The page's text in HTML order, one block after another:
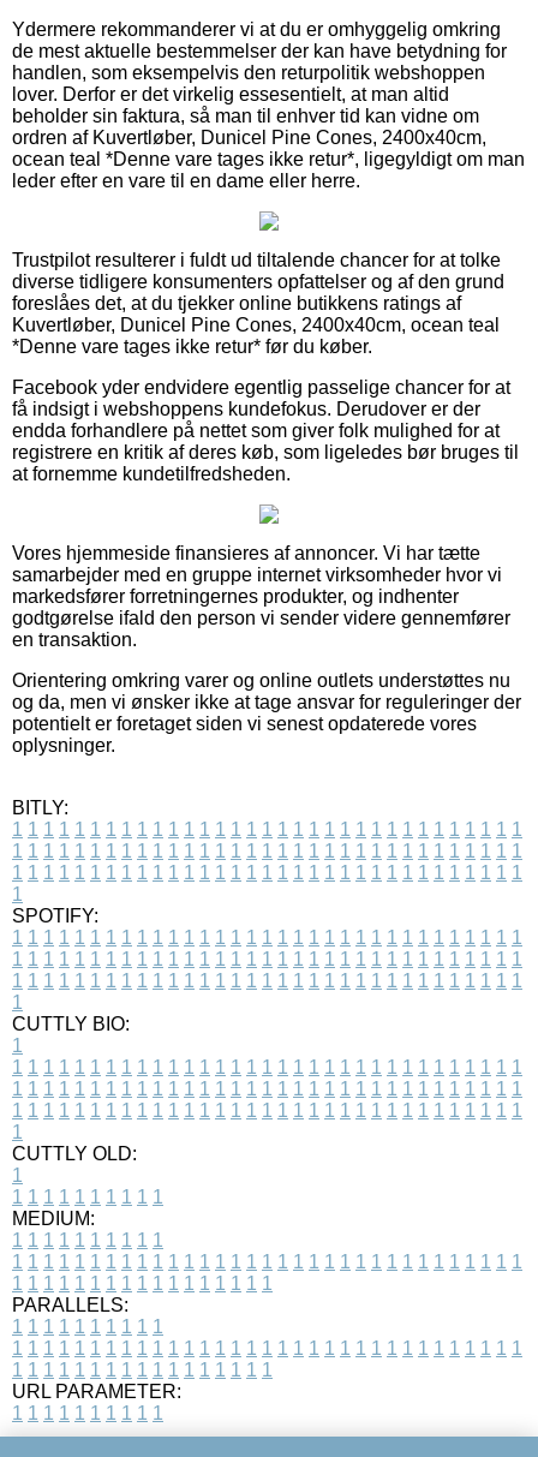
Ydermere rekommanderer vi at du er omhyggelig omkring
de mest aktuelle bestemmelser der kan have betydning for
handlen, som eksempelvis den returpolitik webshoppen
lover. Derfor er det virkelig essesentielt, at man altid
beholder sin faktura, så man til enhver tid kan vidne om
ordren af Kuvertløber, Dunicel Pine Cones, 2400x40cm,
ocean teal *Denne vare tages ikke retur*, ligegyldigt om man
leder efter en vare til en dame eller herre.
Trustpilot resulterer i fuldt ud tiltalende chancer for at tolke
diverse tidligere konsumenters opfattelser og af den grund
foreslåes det, at du tjekker online butikkens ratings af
Kuvertløber, Dunicel Pine Cones, 2400x40cm, ocean teal
*Denne vare tages ikke retur* før du køber.
Facebook yder endvidere egentlig passelige chancer for at
få indsigt i webshoppens kundefokus. Derudover er der
endda forhandlere på nettet som giver folk mulighed for at
registrere en kritik af deres køb, som ligeledes bør bruges til
at fornemme kundetilfredsheden.
Vores hjemmeside finansieres af annoncer. Vi har tætte
samarbejder med en gruppe internet virksomheder hvor vi
markedsfører forretningernes produkter, og indhenter
godtgørelse ifald den person vi sender videre gennemfører
en transaktion.
Orientering omkring varer og online outlets understøttes nu
og da, men vi ønsker ikke at tage ansvar for reguleringer der
potentielt er foretaget siden vi senest opdaterede vores
oplysninger.
BITLY:
1 1 1 1 1 1 1 1 1 1 1 1 1 1 1 1 1 1 1 1 1 1 1 1 1 1 1 1 1 1 1 1 1
1 1 1 1 1 1 1 1 1 1 1 1 1 1 1 1 1 1 1 1 1 1 1 1 1 1 1 1 1 1 1 1 1
1 1 1 1 1 1 1 1 1 1 1 1 1 1 1 1 1 1 1 1 1 1 1 1 1 1 1 1 1 1 1 1 1
1
SPOTIFY:
1 1 1 1 1 1 1 1 1 1 1 1 1 1 1 1 1 1 1 1 1 1 1 1 1 1 1 1 1 1 1 1 1
1 1 1 1 1 1 1 1 1 1 1 1 1 1 1 1 1 1 1 1 1 1 1 1 1 1 1 1 1 1 1 1 1
1 1 1 1 1 1 1 1 1 1 1 1 1 1 1 1 1 1 1 1 1 1 1 1 1 1 1 1 1 1 1 1 1
1
CUTTLY BIO:
1
1 1 1 1 1 1 1 1 1 1 1 1 1 1 1 1 1 1 1 1 1 1 1 1 1 1 1 1 1 1 1 1 1
1 1 1 1 1 1 1 1 1 1 1 1 1 1 1 1 1 1 1 1 1 1 1 1 1 1 1 1 1 1 1 1 1
1 1 1 1 1 1 1 1 1 1 1 1 1 1 1 1 1 1 1 1 1 1 1 1 1 1 1 1 1 1 1 1 1
1
CUTTLY OLD:
1
1 1 1 1 1 1 1 1 1 1
MEDIUM:
1 1 1 1 1 1 1 1 1 1
1 1 1 1 1 1 1 1 1 1 1 1 1 1 1 1 1 1 1 1 1 1 1 1 1 1 1 1 1 1 1 1 1
1 1 1 1 1 1 1 1 1 1 1 1 1 1 1 1 1
PARALLELS:
1 1 1 1 1 1 1 1 1 1
1 1 1 1 1 1 1 1 1 1 1 1 1 1 1 1 1 1 1 1 1 1 1 1 1 1 1 1 1 1 1 1 1
1 1 1 1 1 1 1 1 1 1 1 1 1 1 1 1 1
URL PARAMETER:
1 1 1 1 1 1 1 1 1 1